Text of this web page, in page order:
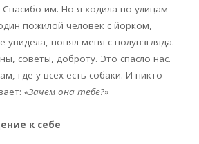
им. Но я ходила по улицам
пожилой человек с йорком,
увидела, понял меня с полувзгляда.
советы, доброту. Это спасло нас.
где у всех есть собаки. И никто
«Зачем она тебе?»
к себе